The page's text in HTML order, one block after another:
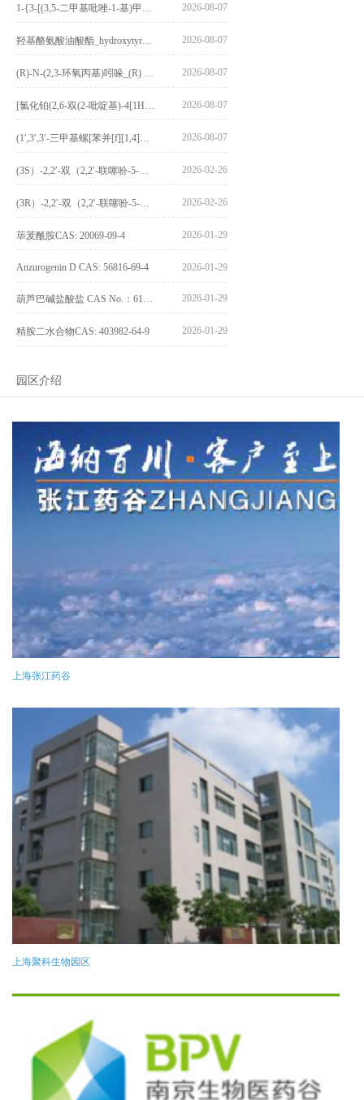
2026-08-07
2026-08-07
2026-08-07
2026-08-07
2026-08-07
2026-02-26
2026-02-26
荜茇酰胺CAS: 20069-09-4 2026-01-29
Anzurogenin D CAS: 56816-69-4 2026-01-29
2026-01-29
精胺二水合物CAS: 403982-64-9 2026-01-29
园区介绍
上海张江药谷
上海聚科生物园区